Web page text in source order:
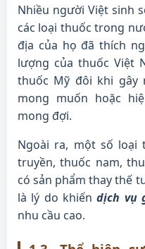
Nhiều người Việt sinh
các loại thuốc trong
địa của họ đã thích
lượng của thuốc Việt
thuốc Mỹ đôi khi gây
mong muốn hoặc
mong đợi.
Ngoài ra, một số loại
truyền, thuốc nam,
có sản phẩm thay thế
là lý do khiếndịch vụ
nhu cầu cao.